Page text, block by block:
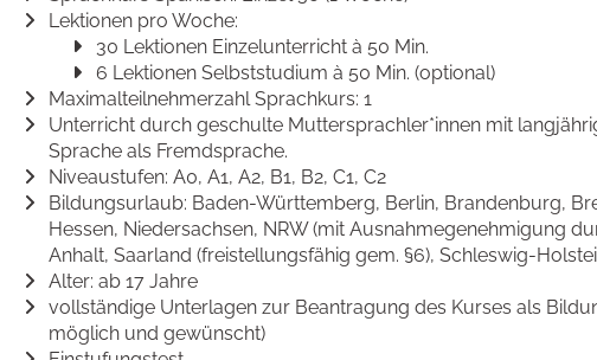
Lektionen pro Woche:
30 Lektionen Einzelunterricht à 50 Min.
6 Lektionen Selbststudium à 50 Min. (optional)
Maximalteilnehmerzahl Sprachkurs: 1
Unterricht durch geschulte Muttersprachler*innen mit
Sprache als Fremdsprache.
Niveaustufen: A0, A1, A2, B1, B2, C1, C2
Bildungsurlaub: Baden-Württemberg, Berlin, Brandenburg,
Hessen, Niedersachsen, NRW (mit Ausnahmegenehmigung
Anhalt, Saarland (freistellungsfähig gem. §6), Schleswig-
Alter: ab 17 Jahre
vollständige Unterlagen zur Beantragung des Kurses als
möglich und gewünscht)